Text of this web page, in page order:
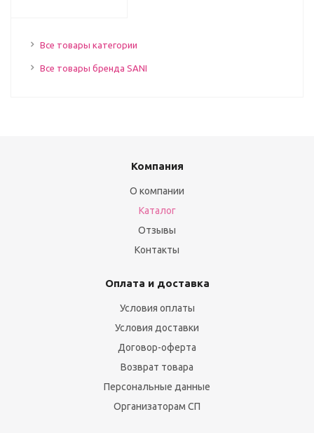
Все товары категории
Все товары бренда SANI
Компания
О компании
Каталог
Отзывы
Контакты
Оплата и доставка
Условия оплаты
Условия доставки
Договор-оферта
Возврат товара
Персональные данные
Организаторам СП